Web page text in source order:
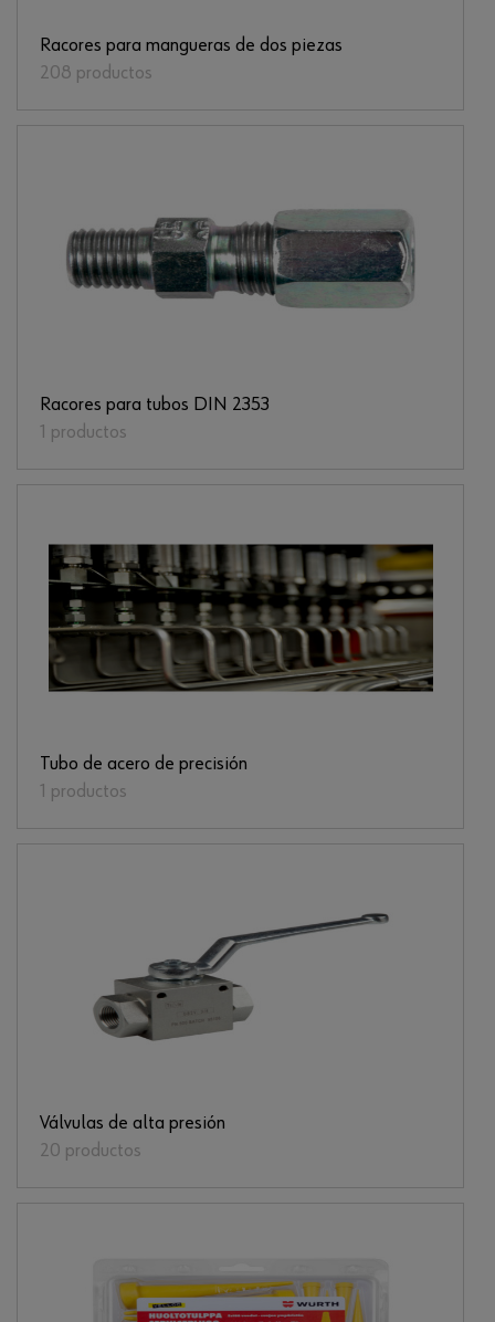
Racores para mangueras de dos piezas
208 productos
Racores para tubos DIN 2353
1 productos
Tubo de acero de precisión
1 productos
Válvulas de alta presión
20 productos